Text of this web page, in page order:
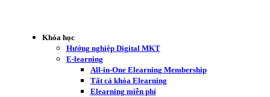
Khóa học
Hướng nghiệp Digital MKT
E-learning
All-in-One Elearning Membership
Tất cả khóa Elearning
Elearning miễn phí